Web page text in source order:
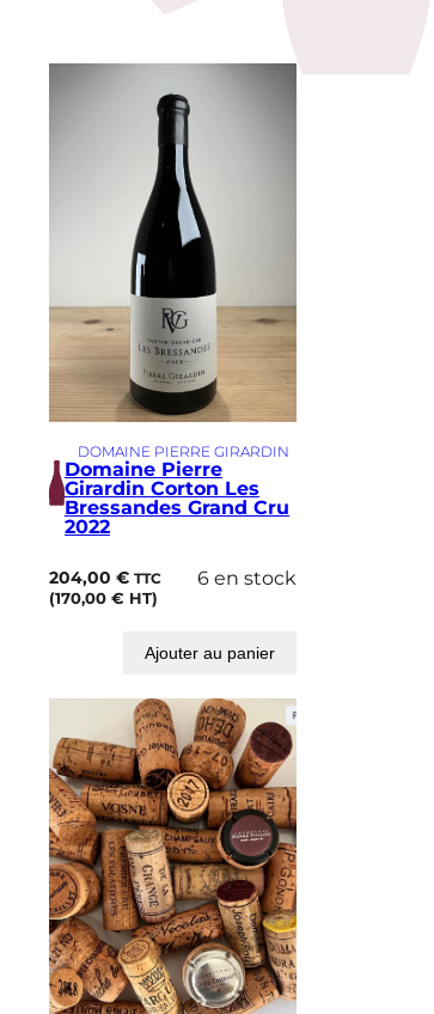
DOMAINE PIERRE GIRARDIN
Domaine Pierre
Girardin Corton Les
Bressandes Grand Cru
2022
204,00 € TTC
(170,00 €HT)
6 en stock
Ajouter au panier